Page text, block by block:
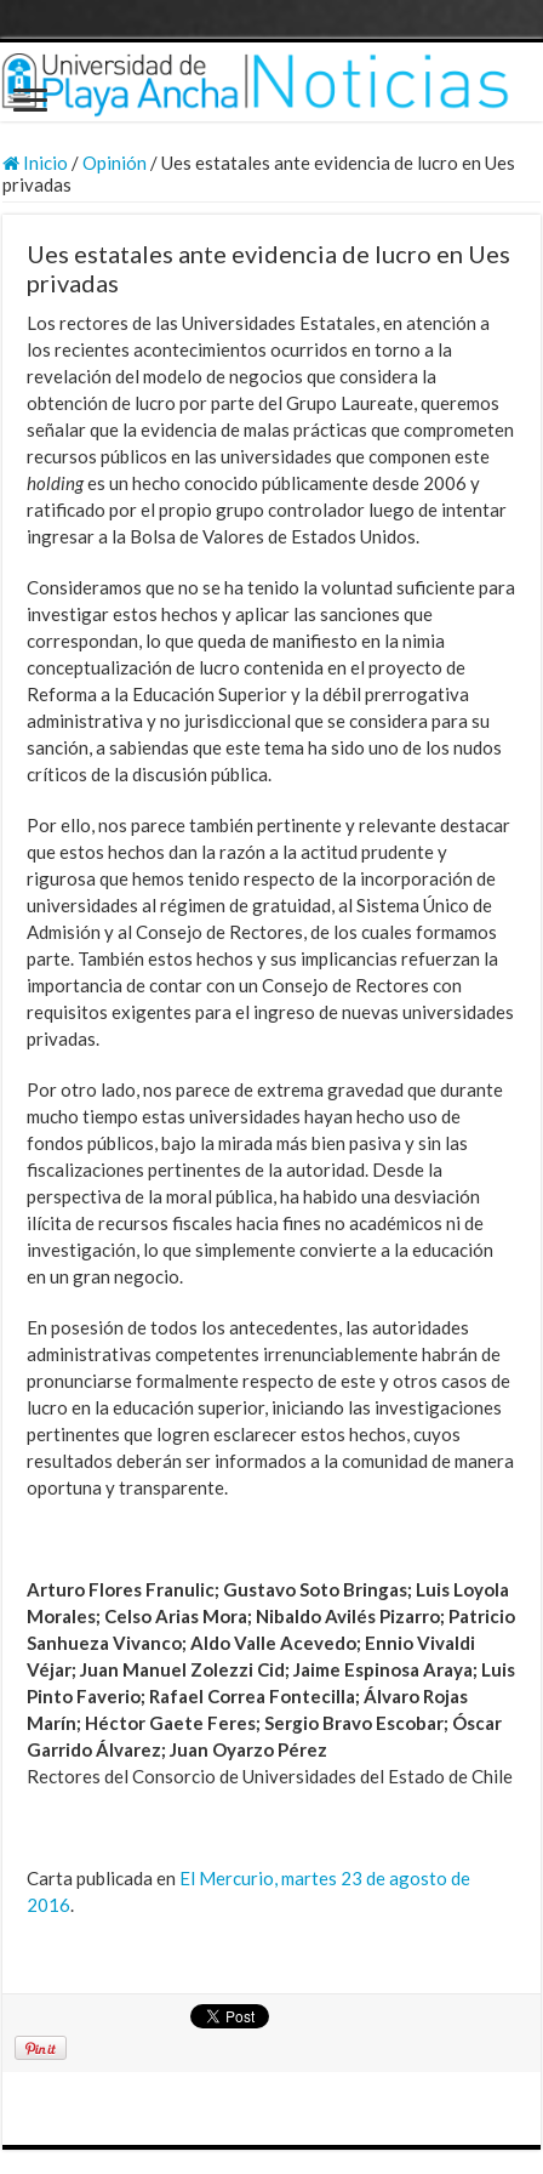
Inicio /Opinión/Ues estatales ante evidencia de lucro en Ues
privadas
Ues estatales ante evidencia de lucro en Ues
privadas
Los rectores de las Universidades Estatales, en atención a
los recientes acontecimientos ocurridos en torno a la
revelación del modelo de negocios que considera la
obtención de lucro por parte del Grupo Laureate, queremos
señalar que la evidencia de malas prácticas que comprometen
recursos públicos en las universidades que componen este
holdinges un hecho conocido públicamente desde 2006 y
ratificado por el propio grupo controlador luego de intentar
ingresar a la Bolsa de Valores de Estados Unidos.
Consideramos que no se ha tenido la voluntad suficiente para
investigar estos hechos y aplicar las sanciones que
correspondan, lo que queda de manifiesto en la nimia
conceptualización de lucro contenida en el proyecto de
Reforma a la Educación Superior y la débil prerrogativa
administrativa y no jurisdiccional que se considera para su
sanción, a sabiendas que este tema ha sido uno de los nudos
críticos de la discusión pública.
Por ello, nos parece también pertinente y relevante destacar
que estos hechos dan la razón a la actitud prudente y
rigurosa que hemos tenido respecto de la incorporación de
universidades al régimen de gratuidad, al Sistema Único de
Admisión y al Consejo de Rectores, de los cuales formamos
parte. También estos hechos y sus implicancias refuerzan la
importancia de contar con un Consejo de Rectores con
requisitos exigentes para el ingreso de nuevas universidades
privadas.
Por otro lado, nos parece de extrema gravedad que durante
mucho tiempo estas universidades hayan hecho uso de
fondos públicos, bajo la mirada más bien pasiva y sin las
fiscalizaciones pertinentes de la autoridad. Desde la
perspectiva de la moral pública, ha habido una desviación
ilícita de recursos fiscales hacia fines no académicos ni de
investigación, lo que simplemente convierte a la educación
en un gran negocio.
En posesión de todos los antecedentes, las autoridades
administrativas competentes irrenunciablemente habrán de
pronunciarse formalmente respecto de este y otros casos de
lucro en la educación superior, iniciando las investigaciones
pertinentes que logren esclarecer estos hechos, cuyos
resultados deberán ser informados a la comunidad de manera
oportuna y transparente.
Arturo Flores Franulic; Gustavo Soto Bringas; Luis Loyola
Morales; Celso Arias Mora; Nibaldo Avilés Pizarro; Patricio
Sanhueza Vivanco; Aldo Valle Acevedo; Ennio Vivaldi
Véjar; Juan Manuel Zolezzi Cid; Jaime Espinosa Araya; Luis
Pinto Faverio; Rafael Correa Fontecilla; Álvaro Rojas
Marín; Héctor Gaete Feres; Sergio Bravo Escobar; Óscar
Garrido Álvarez; Juan Oyarzo Pérez
Rectores del Consorcio de Universidades del Estado de Chile
Carta publicada en El Mercurio, martes 23 de agosto de
2016.